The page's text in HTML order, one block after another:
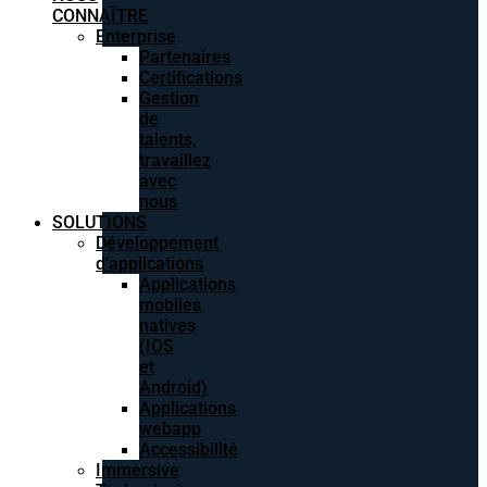
CONNAÎTRE
Enterprise
Partenaires
Certifications
Gestion
de
talents,
travaillez
avec
nous
SOLUTIONS
Développement
d’applications
Applications
mobiles
natives
(IOS
et
Android)
Applications
webapp
Accessibilité
Immersive